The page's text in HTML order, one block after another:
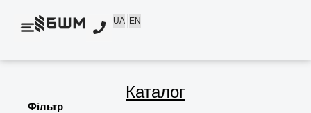
UA EN
Каталог
Фільтр